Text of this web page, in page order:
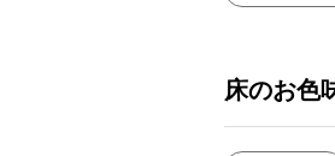
床のお色